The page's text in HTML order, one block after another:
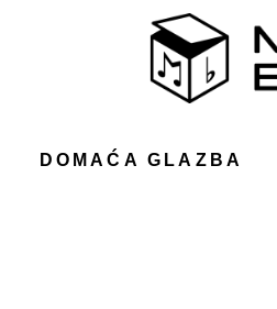
DOMAĆA GLAZBA